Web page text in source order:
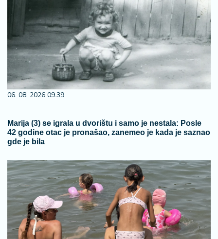
06. 08. 2026 09:39
Marija (3) se igrala u dvorištu i samo je nestala: Posle
42 godine otac je pronašao, zanemeo je kada je saznao
gde je bila